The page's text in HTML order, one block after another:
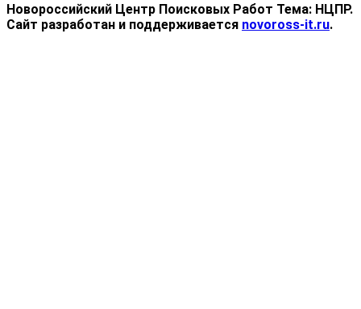
Новороссийский Центр Поисковых Работ Тема: НЦПР.
Сайт разработан и поддерживается novoross-it.ru.